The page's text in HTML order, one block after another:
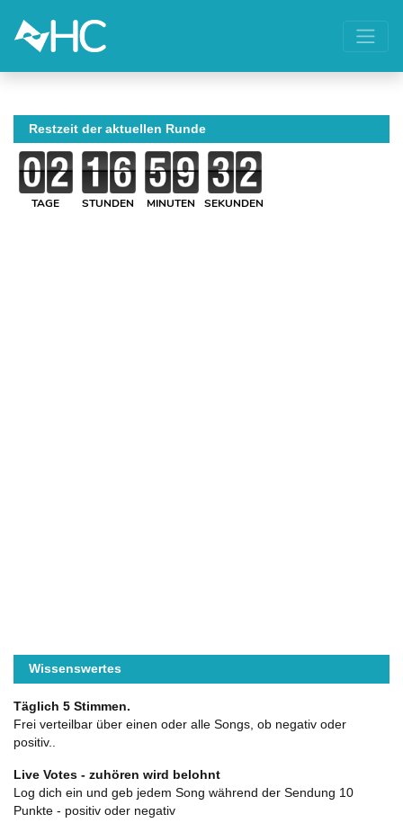
Restzeit der aktuellen Runde
TAGE STUNDEN MINUTEN SEKUNDEN
Wissenswertes
Täglich 5 Stimmen.
Frei verteilbar über einen oder alle Songs, ob negativ oder
positiv..
Live Votes - zuhören wird belohnt
Log dich ein und geb jedem Song während der Sendung 10
Punkte - positiv oder negativ